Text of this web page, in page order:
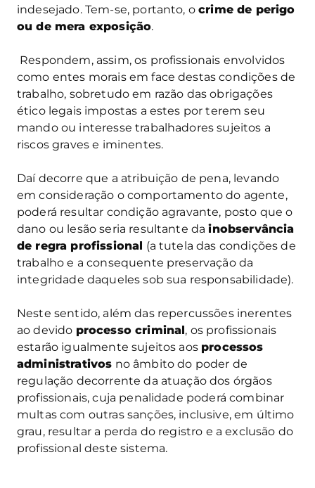
indesejado. Tem-se, portanto, ocrime de perigo
ou de mera exposição.
Respondem, assim, os profissionais envolvidos
como entes morais em face destas condições de
trabalho, sobretudo em razão das obrigações
ético legais impostas a estes por terem seu
mando ou interesse trabalhadores sujeitos a
riscos graves e iminentes.
Daí decorre que a atribuição de pena, levando
em consideração o comportamento do agente,
poderá resultar condição agravante, posto que o
dano ou lesão seria resultante dainobservância
de regra profissional (a tutela das condições de
trabalho e a consequente preservação da
integridade daqueles sob sua responsabilidade).
Neste sentido, além das repercussões inerentes
ao devido processo criminal, os profissionais
estarão igualmente sujeitos aos processos
administrativos no âmbito do poder de
regulação decorrente da atuação dos órgãos
profissionais, cuja penalidade poderá combinar
multas com outras sanções, inclusive, em último
grau, resultar a perda do registro e a exclusão do
profissional deste sistema.